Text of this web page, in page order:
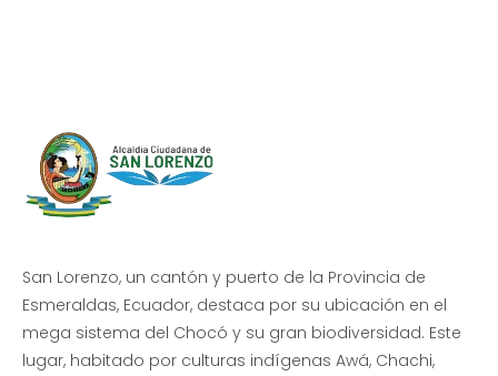
San Lorenzo, un cantón y puerto de la Provincia de
Esmeraldas, Ecuador, destaca por su ubicación en el
mega sistema del Chocó y su gran biodiversidad. Este
lugar, habitado por culturas indígenas Awá, Chachi,